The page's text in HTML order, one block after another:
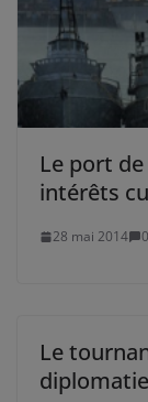
Le port
intérêts
28 mai 2014 0
Le